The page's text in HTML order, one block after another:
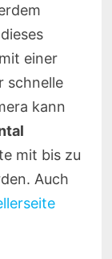
einer
schnelle
kann
mit bis zu
Auch